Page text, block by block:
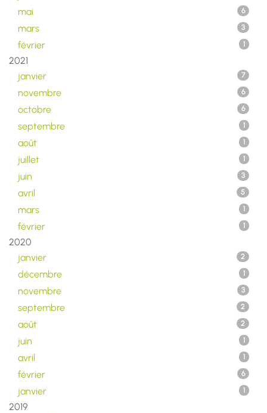
mai
6
mars 3
février 1
2021
janvier
7
novembre 6
octobre 6
septembre 1
août 1
juillet 1
juin 3
avril 5
mars 1
février 1
2020
janvier
2
décembre 1
novembre 3
septembre 2
août 2
juin 1
avril 1
février 6
janvier 1
2019